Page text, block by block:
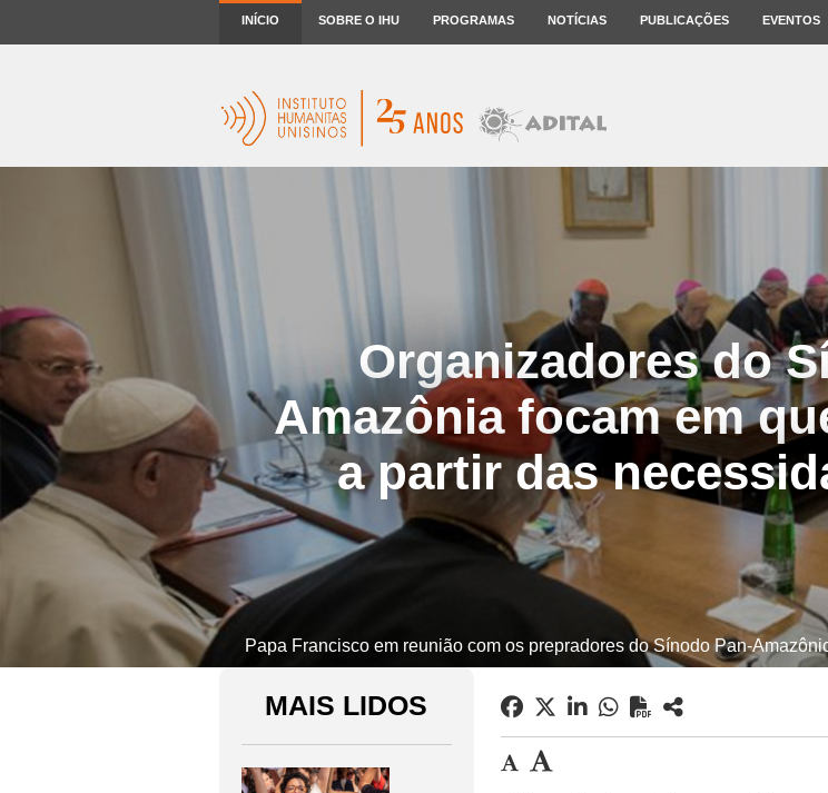
INÍCIO SOBRE O IHU PROGRAMAS NOTÍCIAS PUBLICAÇÕES EVENTOS
Organizadores do
Amazônia focam em
a partir das
Papa Francisco em reunião com os prepradores do Sínodo Pan-
MAIS LIDOS